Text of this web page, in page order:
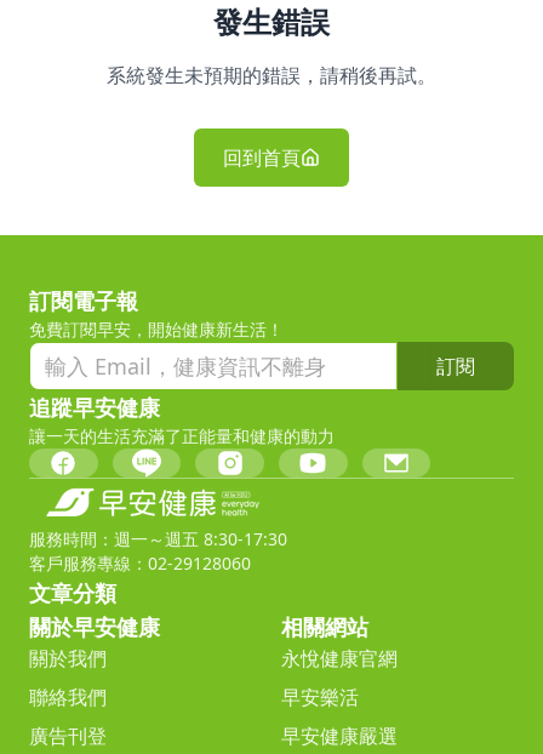
發生錯誤
系統發生未預期的錯誤，請稍後再試。
回到首頁
訂閱電子報
免費訂閱早安，開始健康新生活！
訂閱
追蹤早安健康
讓一天的生活充滿了正能量和健康的動力
服務時間：週一～週五 8:30-17:30
客戶服務專線：02-29128060
文章分類
關於早安健康
關於我們
聯絡我們
廣告刊登
相關網站
永悅健康官網
早安樂活
早安健康嚴選